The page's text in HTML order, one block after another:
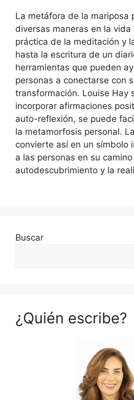
La metáfora de la mariposa
diversas maneras en la
práctica de la meditación y
hasta la escritura de un
herramientas que pueden
personas a conectarse con
transformación. Louise Hay
incorporar afirmaciones
auto-reflexión, se puede
la metamorfosis personal.
convierte así en un símbolo
a las personas en su
autodescubrimiento y la
Buscar
¿Quién escribe?